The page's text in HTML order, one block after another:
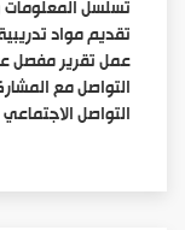
تسلسل
تقديم مواد
عمل تقرير مفصل
التواصل مع
التواصل الاجتماعي